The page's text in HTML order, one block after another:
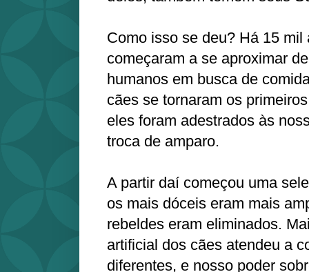
Como isso se deu? Há 15 mil
começaram a se aproximar
humanos em busca de
cães se tornaram os
eles foram adestrados às
troca de amparo.
A partir daí começou uma
os mais dóceis eram mais
rebeldes eram eliminados.
artificial dos cães atendeu a
diferentes, e nosso poder